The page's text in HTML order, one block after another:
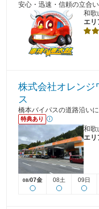
安心・迅速・信頼の立合
和歌
エリ
株式会社オレンジ
ス
橋本バイパスの道路沿い
特典あり
和歌
エリ
08/07金 08土 09日